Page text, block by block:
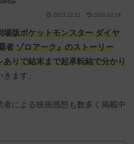
2023.12.31 2026.02.14
場版ポケットモンスター ダイヤ
者 ゾロアーク』のストーリー
ありで結末まで起承転結で分かり
きます。
者による映画感想も数多く掲載中